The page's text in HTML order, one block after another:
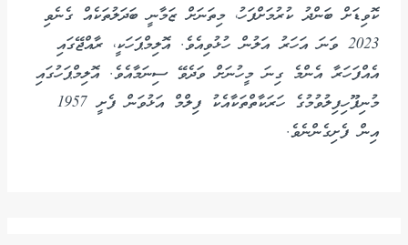
ކޮވިޑަށް ބަންދު ކުރުމަށްފަހު، މިތަނަށް ޒަމާނީ ބަދަލުތަކެއް ގެނެވި
2023 ވަނަ އަހަރު އަލުން ހުޅުވިއެވެ. އޮލިމްޕަހަކީ، ރާއްޖޭގައި
އެއްފަހަރާ އެންމެ ގިނަ މީހުނަށް ވަދެވޭ ސިނަމާއެވެ. އޮލިމްޕަހުގައި
މުނިފޫހިފިލުވުމުގެ ހަރަކާތްތަކާއެކު ފިލްމް އަޅުވަން ފެށީ 1957
އިން ފެށިގެންނެވެ.